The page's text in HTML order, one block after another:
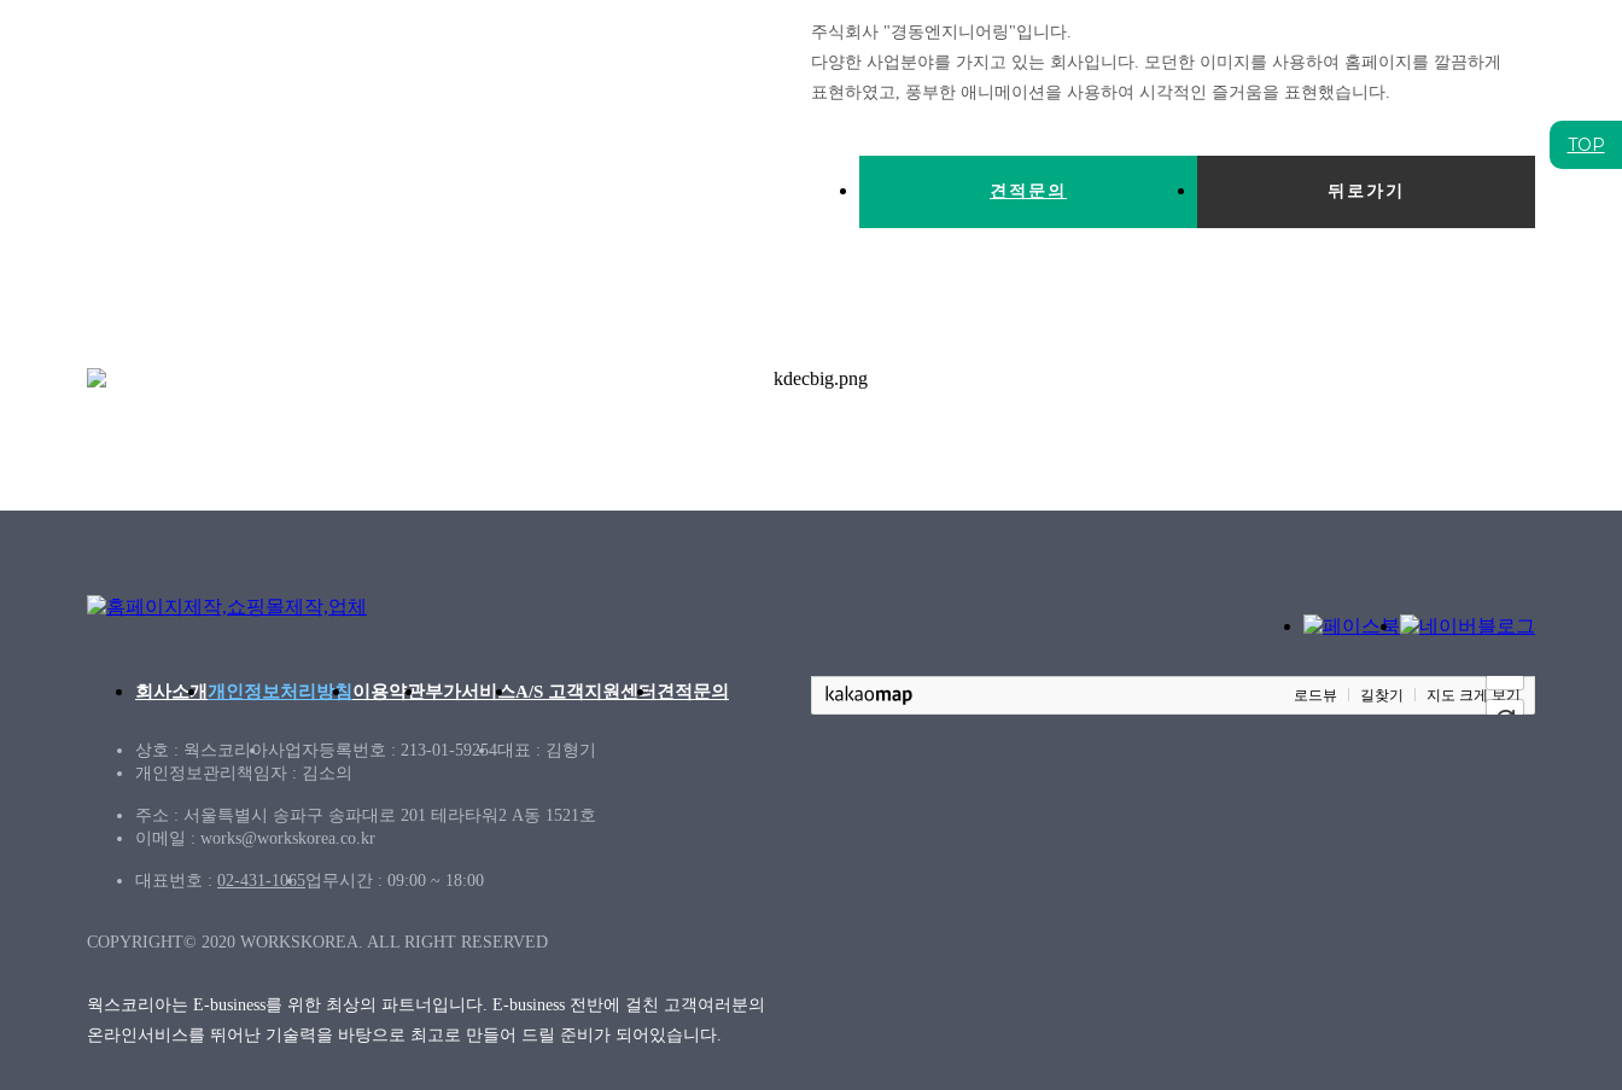
TOP
주식회사 "경동엔지니어링"입니다.
다양한 사업분야를 가지고 있는 회사입니다. 모던한 이미지를 사용하여 홈페이지를 깔끔하게
표현하였고, 풍부한 애니메이션을 사용하여 시각적인 즐거움을 표현했습니다.
견적문의 뒤로가기
회사소개개인정보처리방침 이용약관부가서비스A/S 고객지원센터 견적문의
상호 : 웍스코리아사업자등록번호 : 213-01-59254대표 : 김형기
개인정보관리책임자 : 김소의
주소 : 서울특별시 송파구 송파대로 201 테라타워2 A동 1521호
이메일 : works@workskorea.co.kr
대표번호 : 02-431-1065업무시간 : 09:00 ~ 18:00
COPYRIGHT© 2020 WORKSKOREA. ALL RIGHT RESERVED
웍스코리아는 E-business를 위한 최상의 파트너입니다. E-business 전반에 걸친 고객여러분의
온라인서비스를 뛰어난 기술력을 바탕으로 최고로 만들어 드릴 준비가 되어있습니다.
로드뷰 길찾기 지도 크게 보기